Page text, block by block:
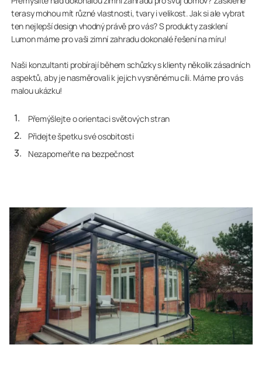
terasy mohou mít různé vlastnosti, tvary i velikost. Jak si ale vybrat
ten nejlepší design vhodný právě pro vás? S produkty zasklení
Lumon máme pro vaši zimní zahradu dokonalé řešení na míru!
Naši konzultanti probírají během schůzky s klienty několik zásadních
aspektů, aby je nasměrovali k jejich vysněnému cíli. Máme pro vás
malou ukázku!
Přemýšlejte o orientaci světových stran
Přidejte špetku své osobitosti
Nezapomeňte na bezpečnost